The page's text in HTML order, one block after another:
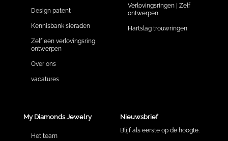
Design patent
Kennisbank sieraden
Zelf een verlovingsring
ontwerpen
Over ons
vacatures
Verlovingsringen | Zelf
ontwerpen
Hartslag trouwringen
My Diamonds Jewelry
Het team
Nieuwsbrief
Blijf als eerste op de hoogte.